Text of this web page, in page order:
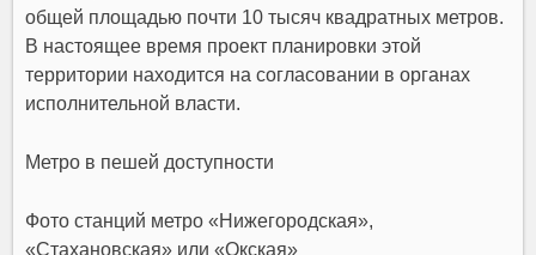
общей площадью почти 10 тысяч квадратных метров.
В настоящее время проект планировки этой
территории находится на согласовании в органах
исполнительной власти.
Метро в пешей доступности
Фото станций метро «Нижегородская»,
«Стахановская» или «Окская»